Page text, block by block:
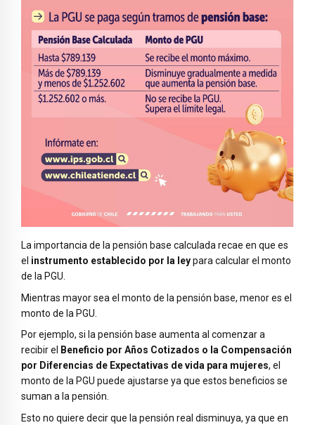
La importancia de la pensión base calculada recae en que es
el instrumento establecido por la leypara calcular el monto
de la PGU.
Mientras mayor sea el monto de la pensión base, menor es el
monto de la PGU.
Por ejemplo, si la pensión base aumenta al comenzar a
recibir el
Beneficio por Años Cotizados o la Compensación
por Diferencias de Expectativas de vida para mujeres, el
monto de la PGU puede ajustarse ya que estos beneficios se
suman a la pensión.
Esto no quiere decir que la pensión real disminuya, ya que en